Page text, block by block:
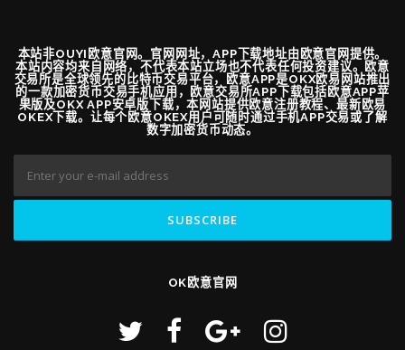
本站非OUYI欧意官网。官网网址，APP下载地址由欧意官网提供。
本站内容均来自网络，不代表本站立场也不代表任何投资建议。欧意
交易所是全球领先的比特币交易平台，欧意APP是OKX欧易网站推出
的一款加密货币交易手机应用，欧意交易所APP下载包括欧意APP苹
果版及OKX APP安卓版下载，本网站提供欧意注册教程、最新欧易
OKEX下载。让每个欧意OKEX用户可随时通过手机APP交易或了解
数字加密货币动态。
OK欧意官网